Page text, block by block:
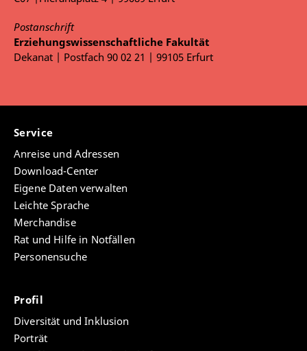
Postanschrift
Erziehungswissenschaftliche Fakultät
Dekanat | Postfach 90 02 21 | 99105 Erfurt
Service
Anreise und Adressen
Download-Center
Eigene Daten verwalten
Leichte Sprache
Merchandise
Rat und Hilfe in Notfällen
Personensuche
Profil
Diversität und Inklusion
Porträt